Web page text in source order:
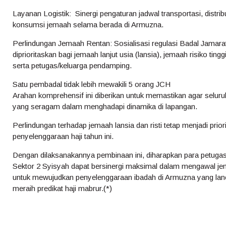
Layanan Logistik: Sinergi pengaturan jadwal transportasi,
konsumsi jemaah selama berada di Armuzna.
Perlindungan Jemaah Rentan: Sosialisasi regulasi Badal
diprioritaskan bagi jemaah lanjut usia (lansia), jemaah risiko
serta petugas/keluarga pendamping.
Satu pembadal tidak lebih mewakili 5 orang JCH
Arahan komprehensif ini diberikan untuk memastikan agar
yang seragam dalam menghadapi dinamika di lapangan.
Perlindungan terhadap jemaah lansia dan risti tetap menjadi
penyelenggaraan haji tahun ini.
Dengan dilaksanakannya pembinaan ini, diharapkan para
Sektor 2 Syisyah dapat bersinergi maksimal dalam mengawal
untuk mewujudkan penyelenggaraan ibadah di Armuzna yang
meraih predikat haji mabrur.(*)